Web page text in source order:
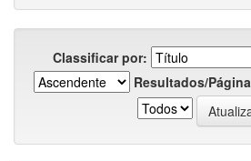
Classificar por:
Resultados/Página